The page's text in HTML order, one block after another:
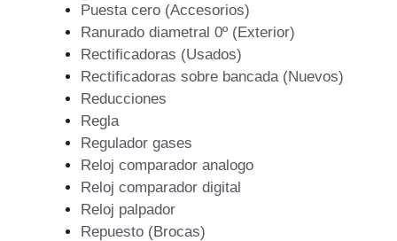
Puesta cero (Accesorios)
Ranurado diametral 0º (Exterior)
Rectificadoras (Usados)
Rectificadoras sobre bancada (Nuevos)
Reducciones
Regla
Regulador gases
Reloj comparador analogo
Reloj comparador digital
Reloj palpador
Repuesto (Brocas)